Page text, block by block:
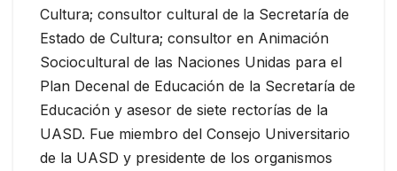
Cultura; consultor cultural de la Secretaría de
Estado de Cultura; consultor en Animación
Sociocultural de las Naciones Unidas para el
Plan Decenal de Educación de la Secretaría de
Educación y asesor de siete rectorías de la
UASD. Fue miembro del Consejo Universitario
de la UASD y presidente de los organismos